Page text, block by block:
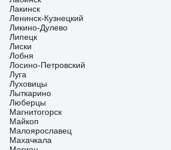
Лакинск
Ленинск-Кузнецкий
Ликино-Дулево
Липецк
Лиски
Лобня
Лосино-Петровский
Луга
Луховицы
Лыткарино
Люберцы
Магнитогорск
Майкоп
Малоярославец
Махачкала